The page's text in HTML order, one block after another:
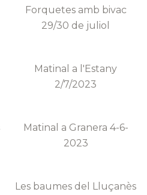
Forquetes amb bivac
29/30 de juliol
Matinal a l'Estany
2/7/2023
Matinal a Granera 4-6-
2023
Les baumes del Lluçanès